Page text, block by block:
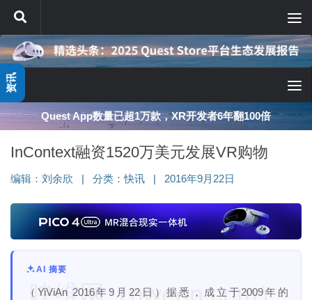
跳至内容
Quest App数量已超1万款，XR开发者6年翻100倍
InContext融资1520万美元发展VR购物
编辑： 刘余欣 分类：快讯 2016年9月22日
AI 摘要
（YiViAn 2016年9月22日）据悉，成立于2009年的
映维网（nweon.com）
资讯